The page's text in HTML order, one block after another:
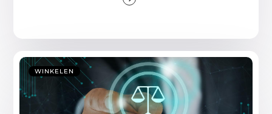
WINKELEN